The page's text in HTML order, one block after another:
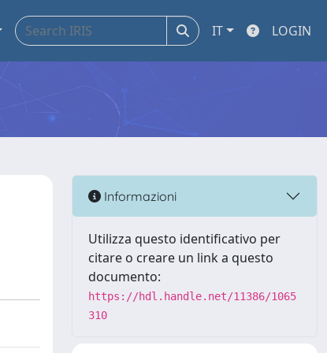
IT LOGIN
Informazioni
Utilizza questo identificativo per
citare o creare un link a questo
documento:
https://hdl.handle.net/11386/1065
310